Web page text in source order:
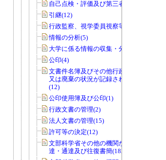
自己点検・評価及び第三者評価(5)
引継(12)
行政監察、視学委員視察等(56)
情報の分析(5)
大学に係る情報の収集・分析(0)
公印(4)
文書件名簿及びその他行政文書の取得
又は廃棄の状況が記録されているもの
(12)
公印使用簿及び公印(1)
行政文書の管理(2)
法人文書の管理(15)
許可等の決定(12)
文部科学省その他の機関からの諸令
達・通達及び往復書簡(182)